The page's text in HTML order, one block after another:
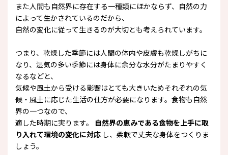
また人間も自然界に存在する一種類にほかならず、自然の力
によって生かされているのだから、
自然の変化に従って生きるのが大切とも考えられています。
つまり、乾燥した季節には人間の体内や皮膚も乾燥しがちに
なり、湿気の多い季節には身体に余分な水分がたまりやすく
なるなどと、
気候や風土から受ける影響はとても大きいためそれぞれの気
候・風土に応じた生活の仕方が必要になります。食物も自然
界の一つなので、
適した時期に実ります。 自然界の恵みである食物を上手に取
り入れて環境の変化に対応 し、柔軟で丈夫な身体をつくりま
しょう。